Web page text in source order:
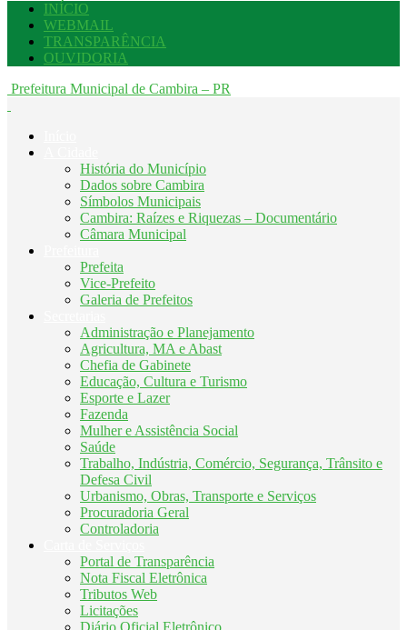
INÍCIO
WEBMAIL
TRANSPARÊNCIA
OUVIDORIA
Prefeitura Municipal de Cambira – PR
História do Município
Dados sobre Cambira
Símbolos Municipais
Cambira: Raízes e Riquezas – Documentário
Câmara Municipal
Prefeita
Vice-Prefeito
Galeria de Prefeitos
Administração e Planejamento
Agricultura, MA e Abast
Chefia de Gabinete
Educação, Cultura e Turismo
Esporte e Lazer
Fazenda
Mulher e Assistência Social
Saúde
Trabalho, Indústria, Comércio, Segurança, Trânsito e
Defesa Civil
Urbanismo, Obras, Transporte e Serviços
Procuradoria Geral
Controladoria
Portal de Transparência
Nota Fiscal Eletrônica
Tributos Web
Licitações
Diário Oficial Eletrônico